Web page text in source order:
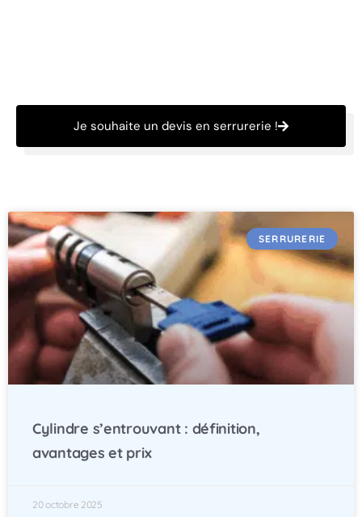
Je souhaite un devis en serrurerie !
SERRURERIE
Cylindre s’entrouvant : définition,
avantages et prix
20 octobre 2025